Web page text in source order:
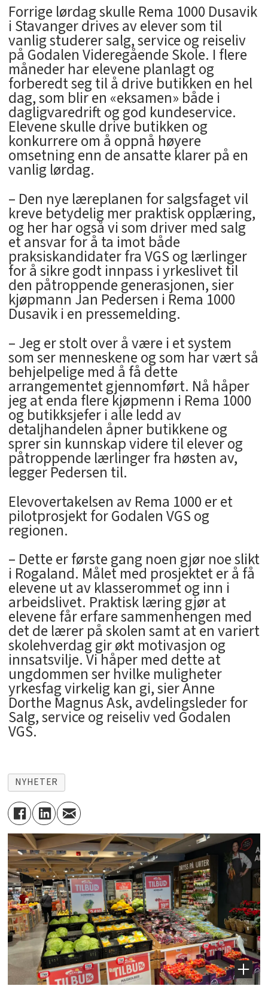
Forrige lørdag skulle Rema 1000 Dusavik
i Stavanger drives av elever som til
vanlig studerer salg, service og reiseliv
på Godalen Videregående Skole. I flere
måneder har elevene planlagt og
forberedt seg til å drive butikken en hel
dag, som blir en «eksamen» både i
dagligvaredrift og god kundeservice.
Elevene skulle drive butikken og
konkurrere om å oppnå høyere
omsetning enn de ansatte klarer på en
vanlig lørdag.
– Den nye læreplanen for salgsfaget vil
kreve betydelig mer praktisk opplæring,
og her har også vi som driver med salg
et ansvar for å ta imot både
praksiskandidater fra VGS og lærlinger
for å sikre godt innpass i yrkeslivet til
den påtroppende generasjonen, sier
kjøpmann Jan Pedersen i Rema 1000
Dusavik i en pressemelding.
– Jeg er stolt over å være i et system
som ser menneskene og som har vært så
behjelpelige med å få dette
arrangementet gjennomført. Nå håper
jeg at enda flere kjøpmenn i Rema 1000
og butikksjefer i alle ledd av
detaljhandelen åpner butikkene og
sprer sin kunnskap videre til elever og
påtroppende lærlinger fra høsten av,
legger Pedersen til.
Elevovertakelsen av Rema 1000 er et
pilotprosjekt for Godalen VGS og
regionen.
– Dette er første gang noen gjør noe slikt
i Rogaland. Målet med prosjektet er å få
elevene ut av klasserommet og inn i
arbeidslivet. Praktisk læring gjør at
elevene får erfare sammenhengen med
det de lærer på skolen samt at en variert
skolehverdag gir økt motivasjon og
innsatsvilje. Vi håper med dette at
ungdommen ser hvilke muligheter
yrkesfag virkelig kan gi, sier Anne
Dorthe Magnus Ask, avdelingsleder for
Salg, service og reiseliv ved Godalen
VGS.
NYHETER